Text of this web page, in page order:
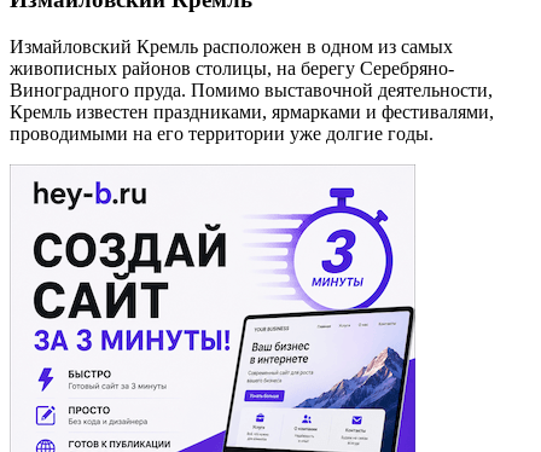
Измайловский Кремль расположен в одном из самых
живописных районов столицы, на берегу Серебряно-
Виноградного пруда. Помимо выставочной деятельности,
Кремль известен праздниками, ярмарками и фестивалями,
проводимыми на его территории уже долгие годы.